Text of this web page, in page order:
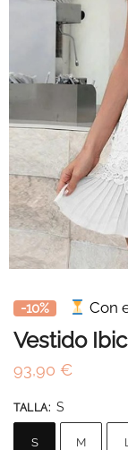
-10% Con
Vestido
93,90 €
TALLA: S
S M